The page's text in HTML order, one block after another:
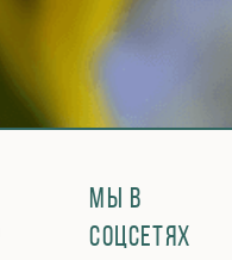
МЫ В
СОЦСЕТЯХ